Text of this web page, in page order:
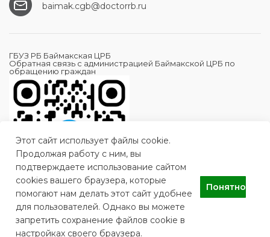
baimak.cgb@doctorrb.ru
ГБУЗ РБ Баймакская ЦРБ
Обратная связь с администрацией Баймакской ЦРБ по
обращению граждан
Этот сайт использует файлы cookie.
Продолжая работу с ним, вы
подтверждаете использование сайтом
cookies вашего браузера, которые
помогают нам делать этот сайт удобнее
для пользователей. Однако вы можете
запретить сохранение файлов cookie в
настройках своего браузера.
Понятно